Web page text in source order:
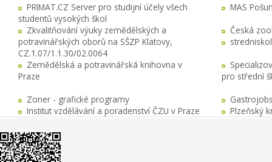
PRIMAT.CZ Server pro studijní účely všech
studentů vysokých škol
MAS
Zkvalitňování výuky zemědělských a
potravinářských oborů na SŠZP Klatovy,
CZ.1.07/1.1.30/02.0064
Česká
Zemědělská a potravinářská knihovna v
Praze
pro střední
Zoner - grafické programy
Institut vzdělávání a poradenství ČZU v Praze
Plzeňský